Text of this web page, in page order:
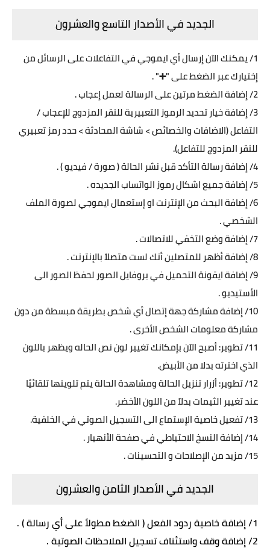
الجديد في الأصدار التاسع والعشرون
1/ يمكنك الآن إرسال أي ايموجي في التفاعلات على الرسائل من
إختيارك عبر الضغط على "➕" .
2/ إضافة الضغط مرتين على الرسالة لعمل إعجاب .
3/ إضافة خيار تحديد الرموز التعبيرية للنقر المزدوج للإعجاب /
التفاعل (الاضافات والخصائص > شاشة المحادثة > حدد رمز تعبيري
للنقر المزدوج للتفاعل).
4/ إضافة رسالة التأكد قبل نشر الحالة ( صورة / فيديو ) .
5/ إضافة جميع اشكال رموز الواتساب الجديده .
6/ إضافة البحث من الإنترنت او إستعمال ايموجي لصورة الملف
الشخصي .
7/ إضافة وضع التخفي للاتصالات .
8/ إضافة أظهر للمتصلين أنك لست متصلاً بالإنترنت .
9/ إضافة ايقونة التحميل في بروفايل الصور لحفظ الصور الى
الأستيديو .
10/ إضافة مشاركة جهة إتصال أي شخص بطريقة مبسطة من دون
مشاركة معلومات الشخص الأخرى .
11/ تطوير: أصبح الآن بإمكانك تغيير لون نص الحاله ويظهر باللون
الذي اخترته بدلا من الأبيض.
12/ تطوير: أزرار تنزيل الحالة ومشاهدة الحالة يتم تلوينها تلقائيًا
عند تغيير الثيمات بدلاً من اللون الأخضر.
13/ تفعيل خاصية الإستماع الى التسجيل الصوتي في الخلفية.
14/ إضافة النسخ الاحتياطي في صفحة الأنهيار .
15/ مزيد من الإصلاحات و التحسينات .
الجديد في الأصدار الثامن والعشرون
1/ إضافة خاصية ردود الفعل ( الضغط مطولاً على أي رسالة ) .
2/ إضافة وقف واستئناف تسجيل الملاحظات الصوتية .